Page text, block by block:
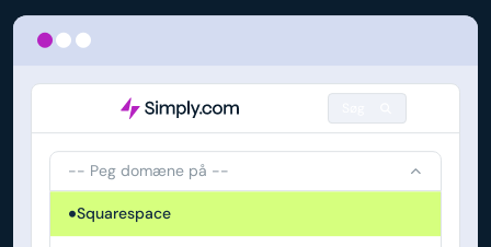
-- Peg domæne på --
Squarespace